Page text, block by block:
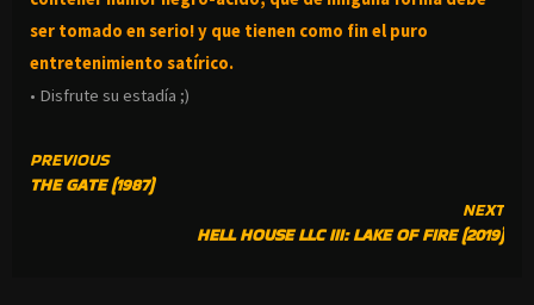
ser tomado en serio! y que tienen como fin el puro
entretenimiento satírico.
• Disfrute su estadía ;)
CONTINUE
READING
PREVIOUS
THE GATE (1987)
NEXT
HELL HOUSE LLC III: LAKE OF FIRE (2019)